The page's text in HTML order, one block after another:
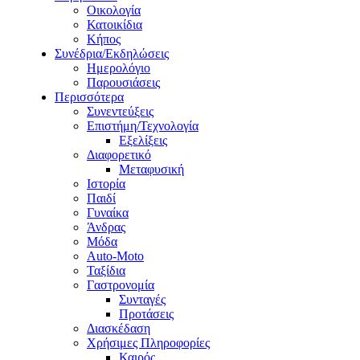
Οικολογία
Κατοικίδια
Κήπος
Συνέδρια/Εκδηλώσεις
Ημερολόγιο
Παρουσιάσεις
Περισσότερα
Συνεντεύξεις
Επιστήμη/Τεχνολογία
Εξελίξεις
Διαφορετικό
Μεταφυσική
Ιστορία
Παιδί
Γυναίκα
Άνδρας
Μόδα
Auto-Moto
Ταξίδια
Γαστρονομία
Συνταγές
Προτάσεις
Διασκέδαση
Χρήσιμες Πληροφορίες
Καιρός